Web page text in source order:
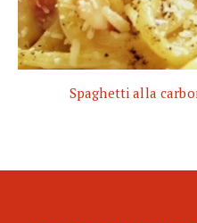
Spaghetti alla